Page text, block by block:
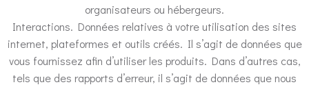
organisateurs ou hébergeurs.
Interactions. Données relatives à votre utilisation des sites
internet, plateformes et outils créés. Il s’agit de données que
vous fournissez afin d’utiliser les produits. Dans d’autres cas,
tels que des rapports d’erreur, il s’agit de données que nous